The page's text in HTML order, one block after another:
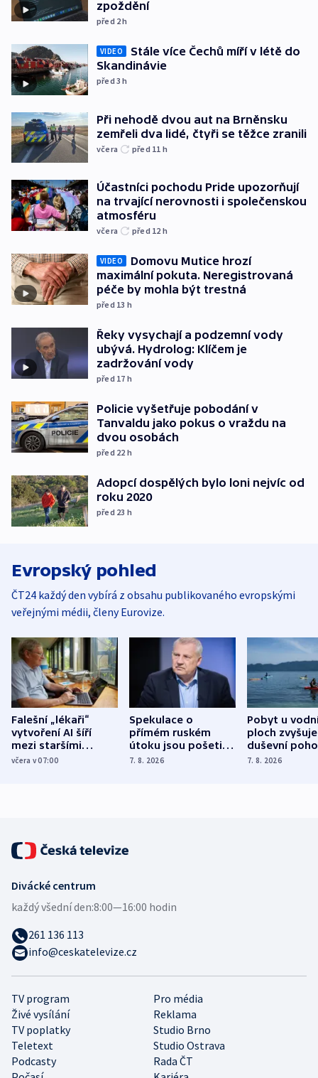
zpoždění
před 2h
VIDEO
Stále více Čechů míří v létě do
Skandinávie
před 3h
Při nehodě dvou aut na Brněnsku
zemřeli dva lidé, čtyři se těžce zranili
včera před 11 h
Účastníci pochodu Pride upozorňují
na trvající nerovnosti i společenskou
atmosféru
včera před 12 h
VIDEO
Domovu Mutice hrozí
maximální pokuta. Neregistrovaná
péče by mohla být trestná
před 13 h
Řeky vysychají a podzemní vody
ubývá. Hydrolog: Klíčem je
zadržování vody
před 17 h
Policie vyšetřuje pobodání v
Tanvaldu jako pokus o vraždu na
dvou osobách
před 22 h
Adopcí dospělých bylo loni nejvíc od
roku 2020
před 23 h
Evropský pohled
ČT24 každý den vybírá z obsahu publikovaného evropskými
veřejnými médii, členy Eurovize.
Falešní „lékaři“
vytvoření AI šíří
mezi staršími
Poláky nebezpečné
včera v 07:00
Spekulace o
přímém ruském
útoku jsou pošetilé,
míní estonský
7. 8. 2026
Pobyt u
ploch zvyšuje
duševní
ukázala
7. 8. 2026
TV program
Pro média
Živé vysílání
Reklama
TV poplatky
Studio Brno
Teletext
Studio Ostrava
Podcasty
Rada ČT
Divácké centrum
každý všední den:8:00—16:00 hodin
261 136 113
info@ceskatelevize.cz